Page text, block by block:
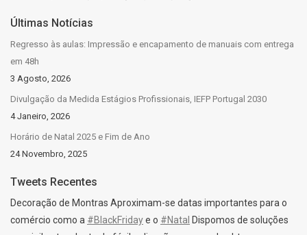
Últimas Notícias
Regresso às aulas: Impressão e encapamento de manuais com entrega
em 48h
3 Agosto, 2026
Divulgação da Medida Estágios Profissionais, IEFP Portugal 2030
4 Janeiro, 2026
Horário de Natal 2025 e Fim de Ano
24 Novembro, 2025
Tweets Recentes
Decoração de Montras Aproximam-se datas importantes para o
comércio como a #BlackFridaye o #Natal Dispomos de soluções